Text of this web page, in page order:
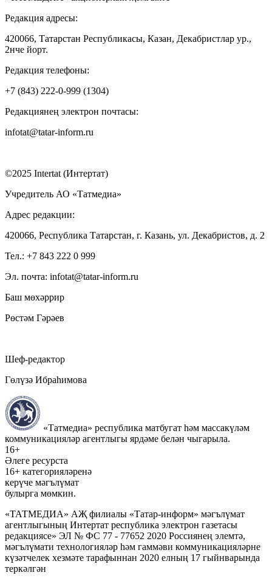
Редакция адресы:
420066, Татарстан Республикасы, Казан, Декабристлар ур.,
2нче йорт.
Редакция телефоны:
+7 (843) 222-0-999 (1304)
Редакциянең электрон почтасы:
infotat@tatar-inform.ru
©2025 Intertat (Интертат)
Учредитель АО «Татмедиа»
Адрес редакции:
420066, Республика Татарстан, г. Казань, ул. Декабристов, д. 2
Тел.: +7 843 222 0 999
Эл. почта: infotat@tatar-inform.ru
Баш мөхәррир
Рөстәм Гәрәев
Шеф-редактор
Гөлүзә Ибраһимова
«Татмедиа» республика матбугат һәм массакүләм
коммуникацияләр агентлыгы ярдәме белән чыгарыла.
16+
Әлеге ресурста
16+ категорияләренә
керүче мәгълүмат
булырга мөмкин.
«ТАТМЕДИА» АҖ филиалы «Татар-информ» мәгълүмат
агентлыгының Интертат республика электрон газетасы
редакциясе» ЭЛ № ФС 77 - 77652 2020 Россиянең элемтә,
мәгълүмати технологияләр һәм гаммәви коммуникацияләрне
күзәтчелек хезмәте тарафыннан 2020 елның 17 гыйнварында
теркәлгән